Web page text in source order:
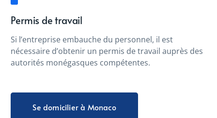
Permis de travail
Si l’entreprise embauche du personnel, il est
nécessaire d’obtenir un permis de travail auprès des
autorités monégasques compétentes.
Se domicilier à Monaco